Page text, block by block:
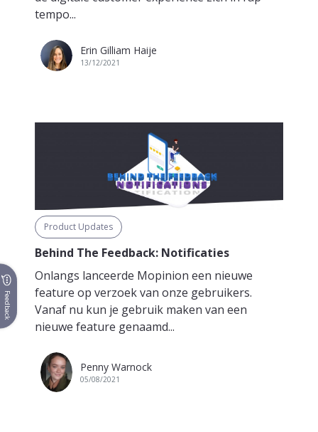
tempo...
Erin Gilliam Haije
13/12/2021
Product Updates
Behind The Feedback: Notificaties
Onlangs lanceerde Mopinion een nieuwe
feature op verzoek van onze gebruikers.
Vanaf nu kun je gebruik maken van een
nieuwe feature genaamd...
Penny Warnock
05/08/2021
Feedback